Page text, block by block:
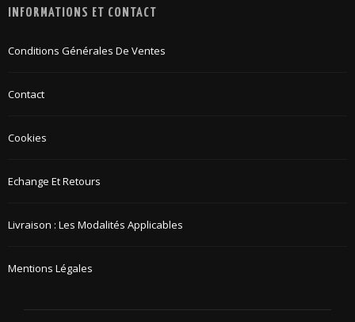
INFORMATIONS ET CONTACT
Conditions Générales De Ventes
Contact
Cookies
Echange Et Retours
Livraison : Les Modalités Applicables
Mentions Légales